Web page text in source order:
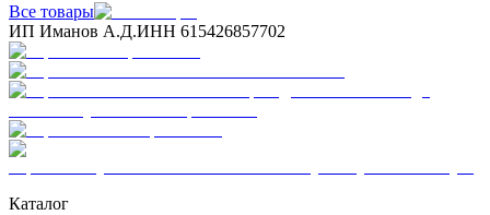
Все товары
ИП Иманов А.Д.ИНН 615426857702
Каталог